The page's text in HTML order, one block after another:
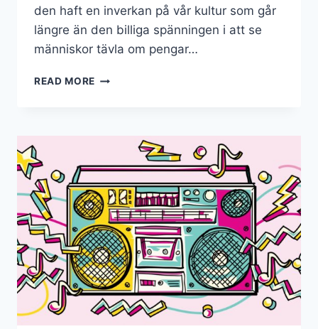
den haft en inverkan på vår kultur som går
längre än den billiga spänningen i att se
människor tävla om pengar…
READ MORE 8
ÄNDRAT
VÅR
KULTUR